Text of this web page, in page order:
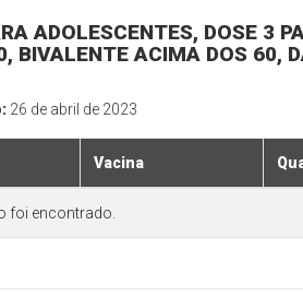
ADOLESCENTES, DOSE 3
BIVALENTE ACIMA DOS 60,
26 de abril de 2023
Vacina
foi encontrado.